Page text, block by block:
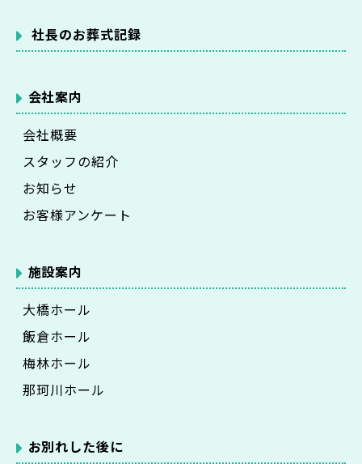
社長のお葬式記録
会社案内
会社概要
スタッフの紹介
お知らせ
お客様アンケート
施設案内
大橋ホール
飯倉ホール
梅林ホール
那珂川ホール
お別れした後に